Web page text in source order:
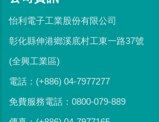
怡利電子工業股份有限公司
彰化縣伸港鄉溪底村工東一路37號
(全興工業區)
電話：(+886) 04-7977277
免費服務電話：0800-079-889